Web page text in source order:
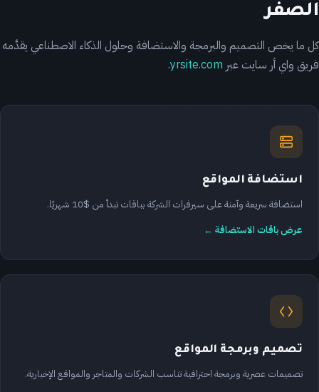
الصفر
كل ما يخص التصميم والبرمجة والاستضافة وحلول الذكاء الاصطناعي يقدَّمه
فريق واي أر سايت عبر yrsite.com
.
استضافة المواقع
استضافة سريعة وآمنة على سيرفرات الشركة بباقات تبدأ من $10 شهريًا.
عرض باقات الاستضافة ←
تصميم وبرمجة المواقع
تصميمات عصرية وبرمجة احترافية تناسب الشركات والمتاجر والمواقع الإخبارية.